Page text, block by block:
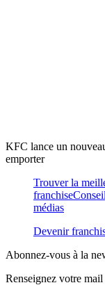
KFC lance un
emporter
Trouver la
franchise
médias
Devenir
Abonnez-vous à la
Renseignez votre mail